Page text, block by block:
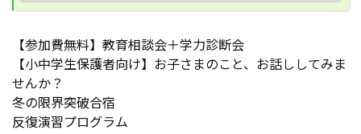
【参加費無料】教育相談会＋学力診断会
【小中学生保護者向け】お子さまのこと、お話ししてみま
せんか？
冬の限界突破合宿
反復演習プログラム